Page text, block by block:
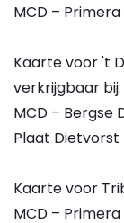
MCD –
Kaarte voor 't
verkrijgbaar bij:
MCD – Bergse
Plaat
Kaarte voor
MCD –